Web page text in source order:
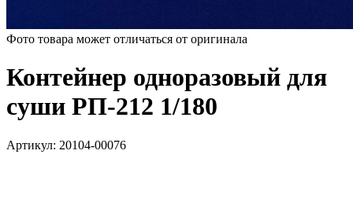
Фото товара может отличаться от оригинала
Контейнер одноразовый для
суши РП-212 1/180
Артикул: 20104-00076